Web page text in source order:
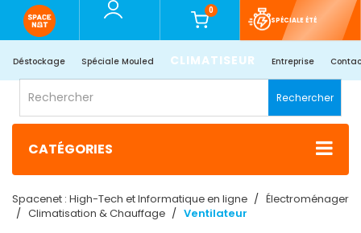
0
SPÉCIALE ÉTÉ
Déstockage Spéciale Mouled CLIMATISEUR Entreprise
Rechercher
CATÉGORIES
Spacenet : High-Tech et Informatique en ligne
Électroménager
Climatisation & Chauffage
Ventilateur